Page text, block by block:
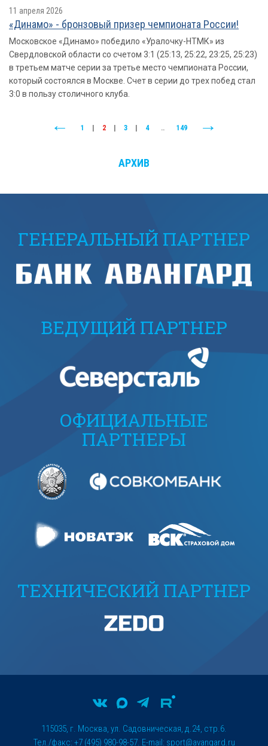
11 апреля 2026
«Динамо» - бронзовый призер чемпионата России!
Московское «Динамо» победило «Уралочку-НТМК» из
Свердловской области со счетом 3:1 (25:13, 25:22, 23:25, 25:23)
в третьем матче серии за третье место чемпионата России,
который состоялся в Москве. Счет в серии до трех побед стал
3:0 в пользу столичного клуба.
1 2 3 4 .. 149
АРХИВ
ГЕНЕРАЛЬНЫЙ ПАРТНЕР
ВЕДУЩИЙ ПАРТНЕР
ОФИЦИАЛЬНЫЕ
ПАРТНЕРЫ
ТЕХНИЧЕСКИЙ ПАРТНЕР
115035, г. Москва, ул. Садовническая, д.24, стр.6.
Тел./факс: +7 (495) 980-98-57. E-mail: sport@avangard.ru